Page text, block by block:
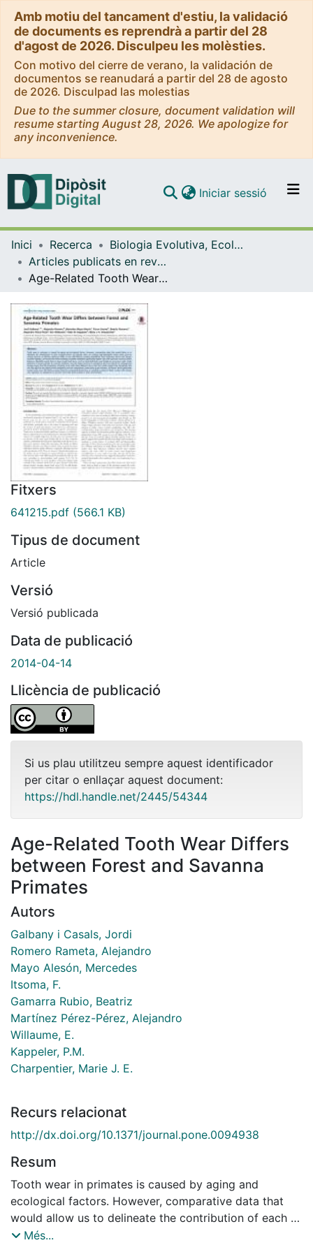
Amb motiu del tancament d'estiu, la validació
de documents es reprendrà a partir del 28
d'agost de 2026. Disculpeu les molèsties.
Con motivo del cierre de verano, la validación de
documentos se reanudará a partir del 28 de agosto
de 2026. Disculpad las molestias
Due to the summer closure, document validation will
resume starting August 28, 2026. We apologize for
any inconvenience.
Navega per tot el DD
Contacte
Iniciar sessió (current)
Inici Recerca
Biologia Evolutiva, Ecologia i Ciències Ambientals
Articles publicats en revistes (Biologia Evolutiva, Ecologia i Ciències Ambientals)
Age-Related Tooth Wear Differs between Forest and Savanna Primates
Fitxers
641215.pdf (566.1 KB)
Tipus de document
Article
Versió
Versió publicada
Data de publicació
2014-04-14
Llicència de publicació
Si us plau utilitzeu sempre aquest identificador
per citar o enllaçar aquest document:
https://hdl.handle.net/2445/54344
Age-Related Tooth Wear Differs
between Forest and Savanna
Primates
Autors
Galbany i Casals, Jordi
Romero Rameta, Alejandro
Mayo Alesón, Mercedes
Itsoma, F.
Gamarra Rubio, Beatriz
Martínez Pérez-Pérez, Alejandro
Willaume, E.
Kappeler, P.M.
Charpentier, Marie J. E.
Recurs relacionat
http://dx.doi.org/10.1371/journal.pone.0094938
Resum
Tooth wear in primates is caused by aging and
ecological factors. However, comparative data that
would allow us to delineate the contribution of each of
these factors are lacking. Here, we contrast age-
Més...